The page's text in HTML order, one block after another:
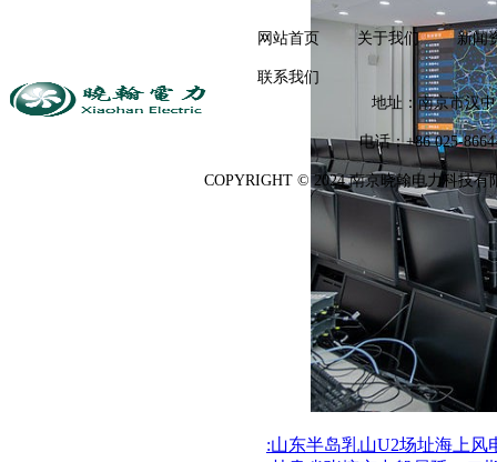
:山东半岛乳山U2场址海上风
网站首页 关于我们 新闻
联系我们
地址：南京市汉
电话：+86 025-
COPYRIGHT © 2024 南京晓翰电力科技